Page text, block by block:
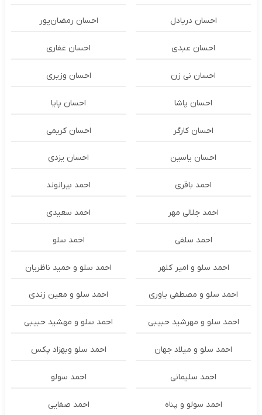
احسان دریادل احسان رمضان‌پور
احسان عبدی احسان غفاری
احسان نی زن احسان وزیری
احسان پاشا احسان پایا
احسان کارگر احسان کریمی
احسان یاسین احسان یزدی
احمد باقری احمد بیرانوند
احمد جلالی مهر احمد سعیدی
احمد سلفی احمد سلو
احمد سلو و امیر کلهر احمد سلو و حمید ناظریان
احمد سلو و مصطفی یاوری احمد سلو و معین زندی
احمد سلو و مهرشید حبیبی احمد سلو و مهشید حبیبی
احمد سلو و میلاد جهان احمد سلو وبهزاد پکس
احمد سلیمانی احمد سولو
احمد سولو و پناه احمد صفایی